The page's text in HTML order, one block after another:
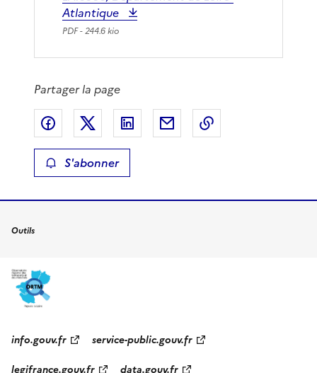
Atlantique
PDF- 244.6 kio
Partager la page
Partager sur Facebook
Partager sur XPartager sur LinkedIn
Partager par email
S'abonner
Outils
info.gouv.fr
service-public.gouv.fr
legifrance.gouv.fr
data.gouv.fr